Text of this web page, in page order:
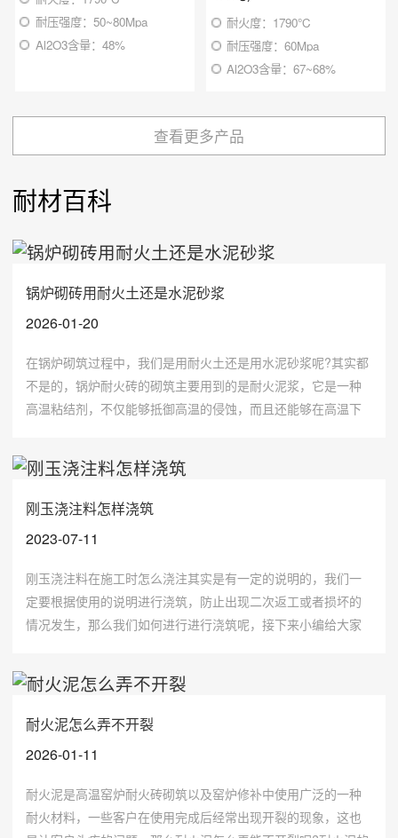
耐压强度：50~80Mpa
Al2O3含量：48%
耐火度：1790℃
耐压强度：60Mpa
Al2O3含量：67~68%
查看更多产品
耐材百科
锅炉砌砖用耐火土还是水泥砂浆
2026-01-20
在锅炉砌筑过程中，我们是用耐火土还是用水泥砂浆呢?其实都
不是的，锅炉耐火砖的砌筑主要用到的是耐火泥浆，它是一种
高温粘结剂，不仅能够抵御高温的侵蚀，而且还能够在高温下
刚玉浇注料怎样浇筑
2023-07-11
刚玉浇注料在施工时怎么浇注其实是有一定的说明的，我们一
定要根据使用的说明进行浇筑，防止出现二次返工或者损坏的
情况发生，那么我们如何进行进行浇筑呢，接下来小编给大家
耐火泥怎么弄不开裂
2026-01-11
耐火泥是高温窑炉耐火砖砌筑以及窑炉修补中使用广泛的一种
耐火材料，一些客户在使用完成后经常出现开裂的现象，这也